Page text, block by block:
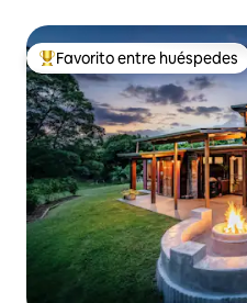
Favorito entre huéspedes
Favorito entre huéspedes